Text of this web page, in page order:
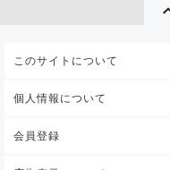
このサイトについて
個人情報について
会員登録